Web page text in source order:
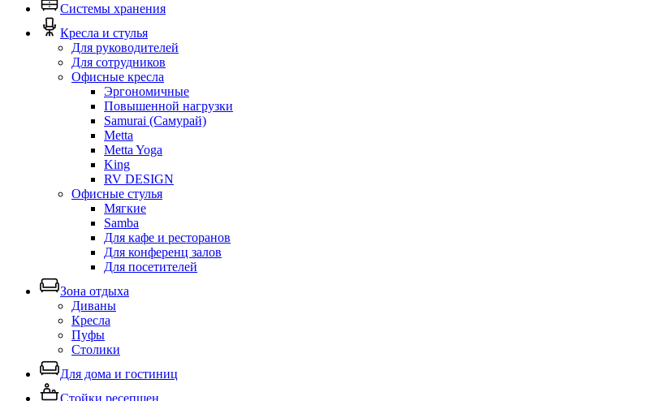
Системы хранения
Кресла и стулья
Для руководителей
Для сотрудников
Офисные кресла
Эргономичные
Повышенной нагрузки
Samurai (Самурай)
Metta
Metta Yoga
King
RV DESIGN
Офисные стулья
Мягкие
Samba
Для кафе и ресторанов
Для конференц залов
Для посетителей
Зона отдыха
Диваны
Кресла
Пуфы
Столики
Для дома и гостиниц
Стойки ресепшен